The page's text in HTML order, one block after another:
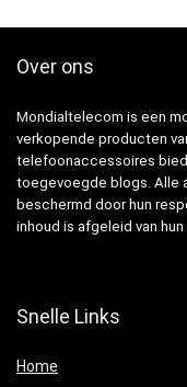
Over ons
Mondialtelecom is een
verkopende producten
telefoonaccessoires
toegevoegde blogs. Alle
beschermd door hun
inhoud is afgeleid van
Snelle Links
Home